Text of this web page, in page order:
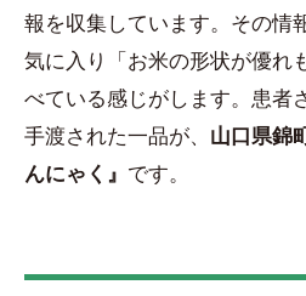
報を収集しています。その情
気に入り「お米の形状が優れ
べている感じがします。患者
手渡された一品が、 山口県錦
んにゃく』 です。